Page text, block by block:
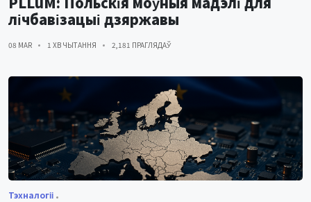
лічбавізацыі дзяржавы
08 MAR 1 ХВ ЧЫТАННЯ 2,181 ПРАГЛЯДАЎ
Тэхналогіі